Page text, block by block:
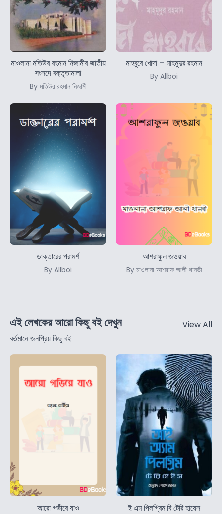
মাওলানা মতিউর রহমান নিজামীর জাতীয়
সংসদে বক্তৃতামালা
By মতিউর রহমান নিজামী
মাহবুবে খোদা – মাহমুদুর রহমান
By Allboi
ডাক্তারের পরামর্শ
By Allboi
আশরাফুল জওয়াব
By মাওলানা আশরাফ আলী থানভী
এই লেখকের আরো কিছু বই দেখুন
বর্তমানে জনপ্রিয় কিছু বই
View All
আরো গভীরে যাও ই এম পিলগ্রিম বি টেরি হায়েস